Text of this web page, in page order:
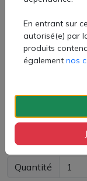
Contenu du kit :
1x cartouche
Attention, le câble
Quantité
En entrant sur
autorisé(e) par
produits
également nos